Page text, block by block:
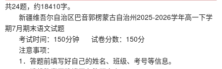
共24题，约18410字。
新疆维吾尔自治区巴音郭楞蒙古自治州2025-2026学年高一下学
期7月期末语文试题
考试时间：150分钟 试卷分数：150分
注意事项：
1．答题前填写好自己的姓名、班级、考号等信息。